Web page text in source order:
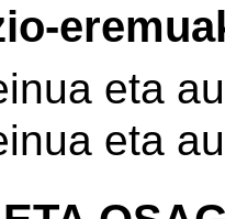
eta
eta